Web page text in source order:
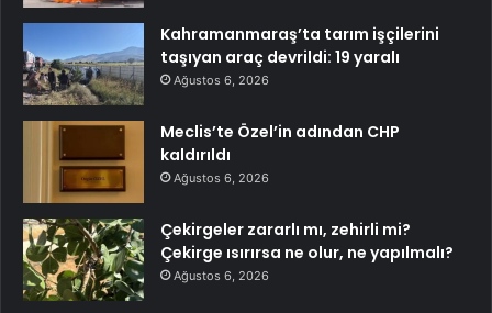
Kahramanmaraş’ta tarım işçilerini
taşıyan araç devrildi: 19 yaralı
Ağustos 6, 2026
Meclis’te Özel’in adından CHP
kaldırıldı
Ağustos 6, 2026
Çekirgeler zararlı mı, zehirli mi?
Çekirge ısırırsa ne olur, ne yapılmalı?
Ağustos 6, 2026